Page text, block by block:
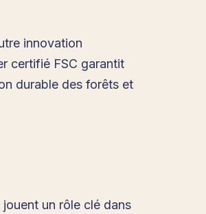
innovation
certifié FSC garantit
durable des forêts et
jouent un rôle clé dans